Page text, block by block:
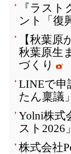
『ラス
ント「復
【秋葉
秋葉原生
づくり
LINEで申
たん稟議
Yolni株式
スト2026
株式会社